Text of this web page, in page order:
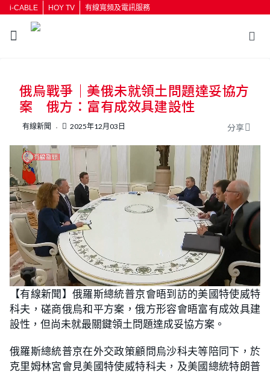
i-CABLE HOY TV 有線寬頻及電訊服務
按輸入鍵開始搜尋
俄烏戰爭｜美俄未就領土問題達妥協方
案 俄方：富有成效具建設性
有線新聞 2025年12月03日 分享
U
n
m
t
e
L
o
a
d
e
d
:
2
5
7
%
【有線新聞】俄羅斯總統普京會晤到訪的美國特使威特
科夫，磋商俄烏和平方案，俄方形容會晤富有成效具建
設性，但尚未就最關鍵領土問題達成妥協方案。
俄羅斯總統普京在外交政策顧問烏沙科夫等陪同下，於
克里姆林宮會見美國特使威特科夫，及美國總統特朗普